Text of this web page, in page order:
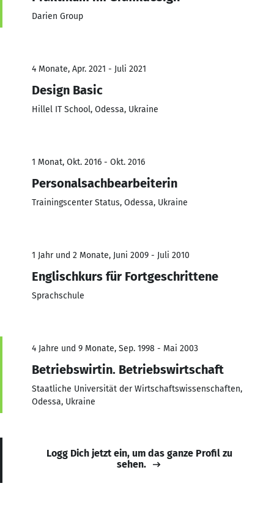
Darien Group
4 Monate, Apr. 2021 - Juli 2021
Design Basic
Hillel IT School, Odessa, Ukraine
1 Monat, Okt. 2016 - Okt. 2016
Personalsachbearbeiterin
Trainingscenter Status, Odessa, Ukraine
1 Jahr und 2 Monate, Juni 2009 - Juli 2010
Englischkurs für Fortgeschrittene
Sprachschule
4 Jahre und 9 Monate, Sep. 1998 - Mai 2003
Betriebswirtin. Betriebswirtschaft
Staatliche Universität der Wirtschaftswissenschaften,
Odessa, Ukraine
Logg Dich jetzt ein, um das ganze Profil zu
sehen.